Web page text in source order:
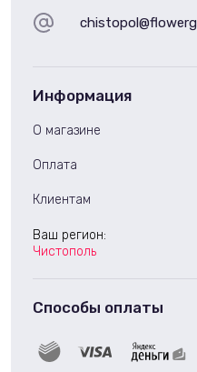
Информация
О магазине
Оплата
Клиентам
Ваш регион:
Чистополь
Способы оплаты